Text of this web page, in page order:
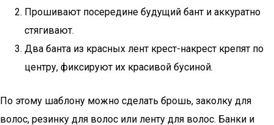
Прошивают посередине будущий бант и аккуратно
стягивают.
Два банта из красных лент крест-накрест крепят по
центру, фиксируют их красивой бусиной.
По этому шаблону можно сделать брошь, заколку для
волос, резинку для волос или ленту для волос. Банки и